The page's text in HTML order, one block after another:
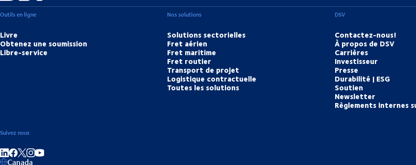
Outils en ligne
Livre
Obtenez une soumission
Libre-service
Nos solutions
Solutions sectorielles
Fret aérien
Fret maritime
Fret routier
Transport de projet
Logistique contractuelle
Toutes les solutions
DSV
Contactez-nous!
À propos de DSV
Carrières
Investisseur
Presse
Durabilité | ESG
Soutien
Newsletter
Règlements internes
Suivez nous
Partager sur linkedIn
Partager sur Facebook
Partager sur Instagram
Canada